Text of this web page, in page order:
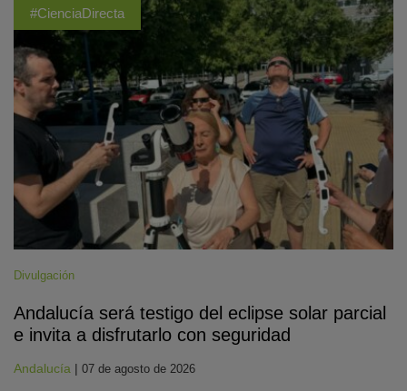
#CienciaDirecta
Divulgación
Andalucía será testigo del eclipse solar parcial
e invita a disfrutarlo con seguridad
Andalucía | 07 de agosto de 2026